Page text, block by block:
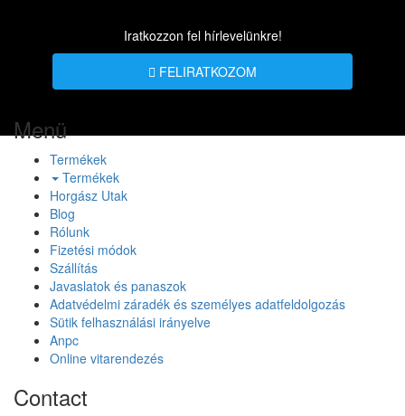
Iratkozzon fel hírlevelünkre!
FELIRATKOZOM
Menü
Termékek
Termékek
Horgász Utak
Blog
Rólunk
Fizetési módok
Szállítás
Javaslatok és panaszok
Adatvédelmi záradék és személyes adatfeldolgozás
Sütik felhasználási irányelve
Anpc
Online vitarendezés
Contact